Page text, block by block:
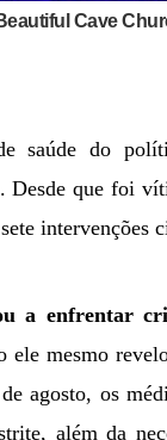
saúde do
Desde que foi
intervenções
a enfrentar
ele mesmo
agosto, os
além da